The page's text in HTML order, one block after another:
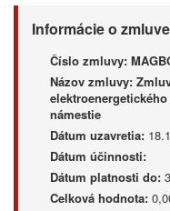
Informácie o zmluve
Číslo zmluvy:
Názov zmluvy:
námestie
Dátum uzavretia:
Dátum účinnosti:
Dátum platnosti do:
Celková hodnota: